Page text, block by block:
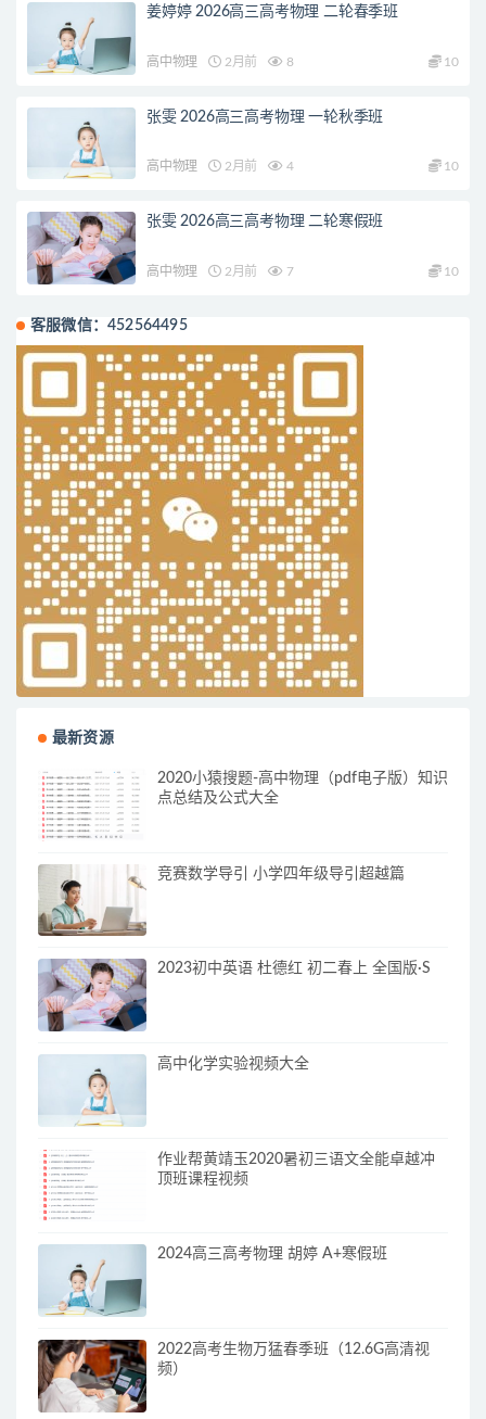
姜婷婷 2026高三高考物理 二轮春季班
高中物理 2月前 8 10
张雯 2026高三高考物理 一轮秋季班
高中物理 2月前 4 10
张雯 2026高三高考物理 二轮寒假班
高中物理 2月前 7 10
客服微信：452564495
最新资源
2020小猿搜题-高中物理（pdf电子版）知识
点总结及公式大全
竞赛数学导引 小学四年级导引超越篇
2023初中英语 杜德红 初二春上 全国版·S
高中化学实验视频大全
作业帮黄靖玉2020暑初三语文全能卓越冲
顶班课程视频
2024高三高考物理 胡婷 A+寒假班
2022高考生物万猛春季班（12.6G高清视
频）